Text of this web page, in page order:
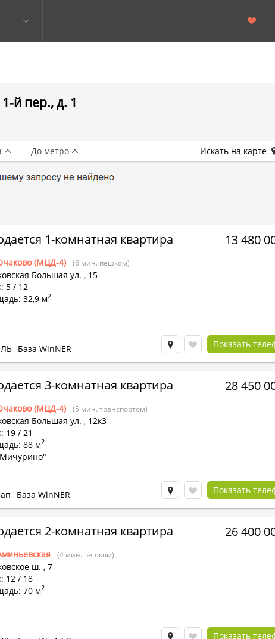
й пер., д. 1
1-комнатная квартира
(МЦД-4) (6 мин. пешком)
Большая ул. , 15
5 / 12
32,9 м2
13 480
База WinNER Показать
3-комнатная квартира
(МЦД-4) (5 мин. транспортом)
Большая ул. , 12к3
19 / 21
88 м2
28 450
База WinNER Показать
2-комнатная квартира
(4 мин. пешком)
ш. , 7
12 / 18
70 м2
26 400
Показать
До метро Искать на карте